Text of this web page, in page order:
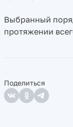
Выбранный
протяжении
Поделиться